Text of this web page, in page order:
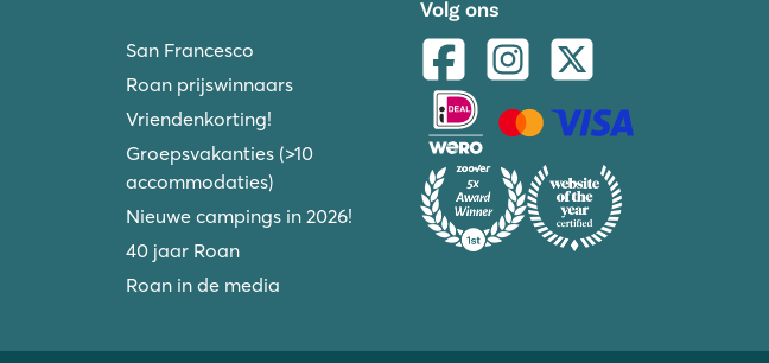
San Francesco
Roan prijswinnaars
Vriendenkorting!
Groepsvakanties (>10
accommodaties)
Nieuwe campings in 2026!
40 jaar Roan
Roan in de media
Volg ons